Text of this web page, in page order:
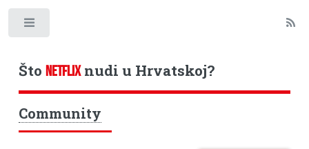
Što NETFLIXnudi u Hrvatskoj?
Community